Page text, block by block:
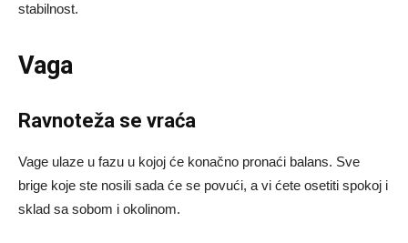
stabilnost.
Vaga
Ravnoteža se vraća
Vage ulaze u fazu u kojoj će konačno pronaći balans. Sve
brige koje ste nosili sada će se povući, a vi ćete osetiti spokoj i
sklad sa sobom i okolinom.